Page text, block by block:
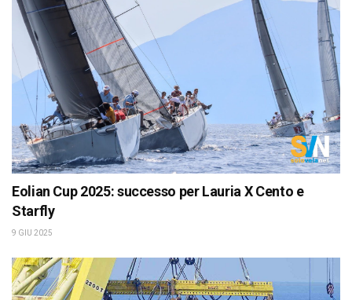
Eolian Cup 2025: successo per Lauria X Cento e
Starfly
9 GIU 2025